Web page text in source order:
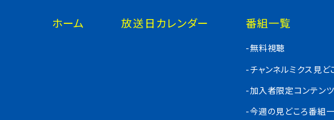
ホーム 放送日カレンダー 番組一覧
-無料視聴
-チャンネルミクス見ど
-加入者限定コンテンツ
-今週の見どころ番組